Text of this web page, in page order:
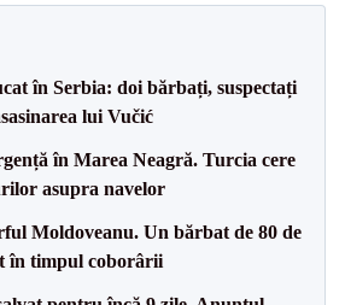
în Serbia: doi bărbați, suspectați
lui Vučić
în Marea Neagră. Turcia cere
asupra navelor
Moldoveanu. Un bărbat de 80 de
în timpul coborârii